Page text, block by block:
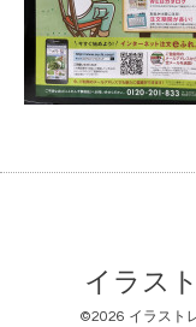
イラス
©2026 イラスト